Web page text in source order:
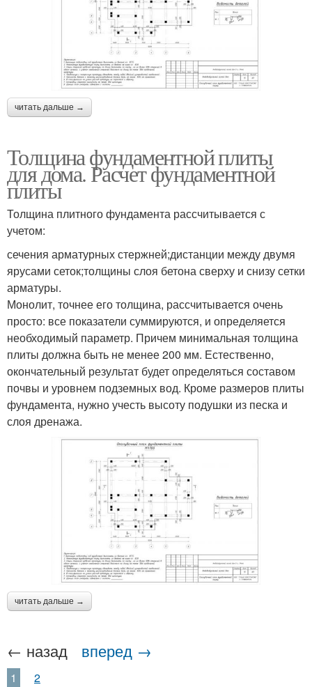
читать дальше →
Толщина фундаментной плиты
для дома. Расчет фундаментной
плиты
Толщина плитного фундамента рассчитывается с
учетом:
сечения арматурных стержней;дистанции между двумя
ярусами сеток;толщины слоя бетона сверху и снизу сетки
арматуры.
Монолит, точнее его толщина, рассчитывается очень
просто: все показатели суммируются, и определяется
необходимый параметр. Причем минимальная толщина
плиты должна быть не менее 200 мм. Естественно,
окончательный результат будет определяться составом
почвы и уровнем подземных вод. Кроме размеров плиты
фундамента, нужно учесть высоту подушки из песка и
слоя дренажа.
читать дальше →
← назад вперед →
1 2